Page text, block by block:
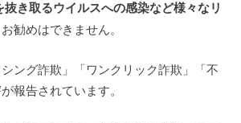
抜き取るウイルスへの感染など様々なリ
勧めはできません。
ング詐欺」「ワンクリック詐欺」「不
報告されています。